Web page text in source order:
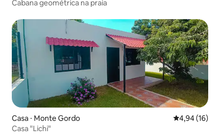
Cabana geométrica na praia
Casa ⋅ Monte Gordo 4,94 de uma
4,94 (16)
Casa "Lichi"